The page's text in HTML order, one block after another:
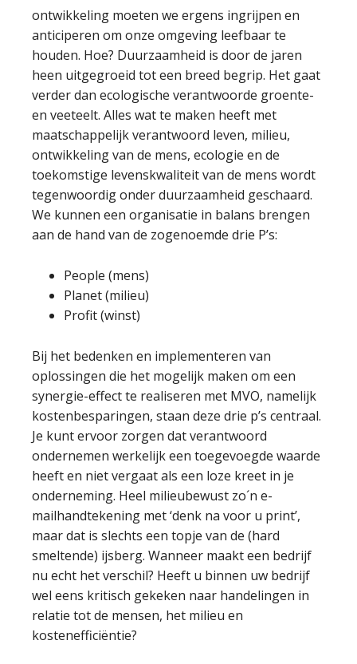
ontwikkeling moeten we ergens ingrijpen en
anticiperen om onze omgeving leefbaar te
houden. Hoe? Duurzaamheid is door de jaren
heen uitgegroeid tot een breed begrip. Het gaat
verder dan ecologische verantwoorde groente-
en veeteelt. Alles wat te maken heeft met
maatschappelijk verantwoord leven, milieu,
ontwikkeling van de mens, ecologie en de
toekomstige levenskwaliteit van de mens wordt
tegenwoordig onder duurzaamheid geschaard.
We kunnen een organisatie in balans brengen
aan de hand van de zogenoemde drie P’s:
People (mens)
Planet (milieu)
Profit (winst)
Bij het bedenken en implementeren van
oplossingen die het mogelijk maken om een
synergie-effect te realiseren met MVO, namelijk
kostenbesparingen, staan deze drie p’s centraal.
Je kunt ervoor zorgen dat verantwoord
ondernemen werkelijk een toegevoegde waarde
heeft en niet vergaat als een loze kreet in je
onderneming. Heel milieubewust zo´n e-
mailhandtekening met ‘denk na voor u print’,
maar dat is slechts een topje van de (hard
smeltende) ijsberg. Wanneer maakt een bedrijf
nu echt het verschil? Heeft u binnen uw bedrijf
wel eens kritisch gekeken naar handelingen in
relatie tot de mensen, het milieu en
kostenefficiëntie?